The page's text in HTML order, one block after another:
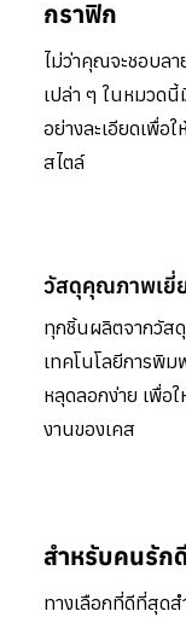
กราฟิก
ไม่ว่าคุณจะชอบล
เปล่า ๆ ในหมวด
อย่างละเอียดเพื่อ
สไตล์
วัสดุคุณภาพเยี่
ทุกชิ้นผลิตจากวัส
เทคโนโลยีการพิ
หลุดลอกง่าย เพื่อ
งานของเคส
สำหรับคนรัก
ทางเลือกที่ดีที่สุด